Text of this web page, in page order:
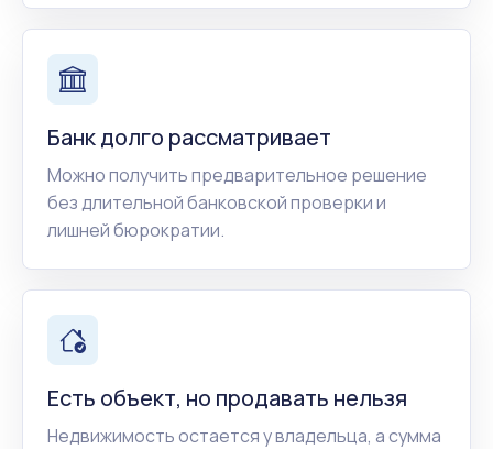
Банк долго рассматривает
Можно получить предварительное решение
без длительной банковской проверки и
лишней бюрократии.
Есть объект, но продавать нельзя
Недвижимость остается у владельца, а сумма